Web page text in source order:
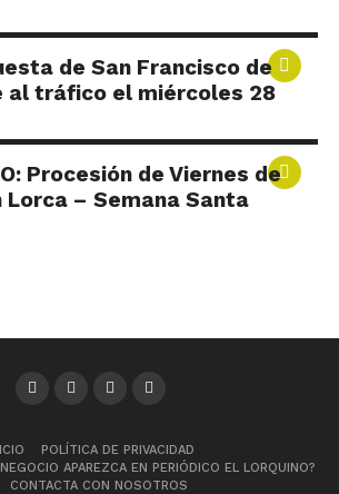
de San Francisco de
al tráfico el miércoles 28
Procesión de Viernes de
Lorca – Semana Santa
POLÍTICA DE PRIVACIDAD
APAREZCA EN PERIÓDICO EL LORQUINO?
CONTACTA CON NOSOTROS